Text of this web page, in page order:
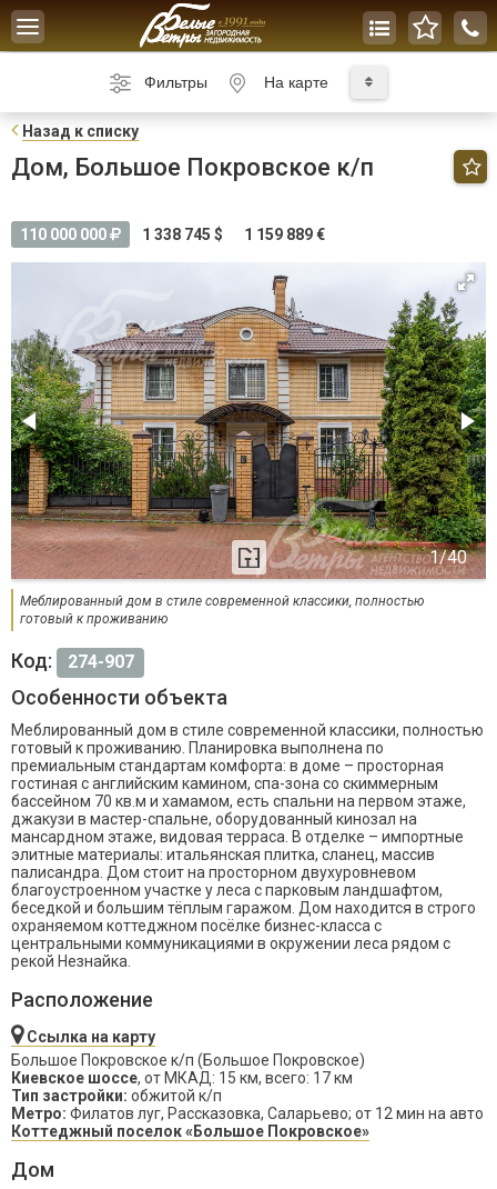
Toggle
navigation
Фильтры На карте
Назад к списку
Дом, Большое Покровское к/п
110 000 000 1 338 745 $ 1 159 889 €
Меблированный дом в стиле современной классики, полностью
готовый к проживанию
Код: 274-907
Особенности объекта
Меблированный дом в стиле современной классики, полностью
готовый к проживанию. Планировка выполнена по
премиальным стандартам комфорта: в доме – просторная
гостиная с английским камином, спа-зона со скиммерным
бассейном 70 кв.м и хамамом, есть спальни на первом этаже,
джакузи в мастер-спальне, оборудованный кинозал на
мансардном этаже, видовая терраса. В отделке – импортные
элитные материалы: итальянская плитка, сланец, массив
палисандра. Дом стоит на просторном двухуровневом
благоустроенном участке у леса с парковым ландшафтом,
беседкой и большим тёплым гаражом. Дом находится в строго
охраняемом коттеджном посёлке бизнес-класса с
центральными коммуникациями в окружении леса рядом с
рекой Незнайка.
Расположение
Ссылка на карту
Большое Покровское к/п (Большое Покровское)
Киевское шоссе, от МКАД: 15 км, всего: 17 км
Тип застройки: обжитой к/п
Метро: Филатов луг, Рассказовка, Саларьево; от 12 мин на авто
Коттеджный поселок «Большое Покровское»
Дом